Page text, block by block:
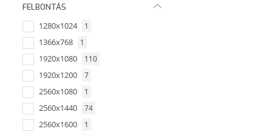
24,5" 2
26.5" 10
27" 105
31,5" 19
32" 8
34" 17
37.5" 2
42.5" 1
FELBONTÁS
1280x1024 1
1366x768 1
1920x1080 110
1920x1200 7
2560x1080 1
2560x1440 74
2560x1600 1